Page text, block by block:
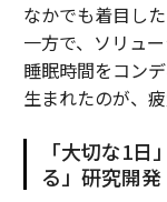
なかでも着目し
一方で、ソリュ
睡眠時間をコン
生まれたのが、
「大切な1日
る」研究開発